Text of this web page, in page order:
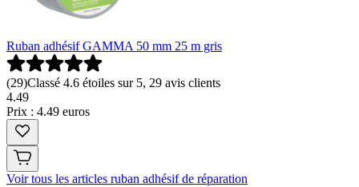
Ruban adhésif GAMMA 50 mm 25 m gris
(29)Classé 4.6 étoiles sur 5, 29 avis clients
4.49
Prix : 4.49 euros
Voir tous les articles ruban adhésif de réparation